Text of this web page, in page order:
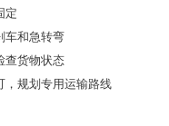
定
车和急转弯
查货物状态
，规划专用运输路线